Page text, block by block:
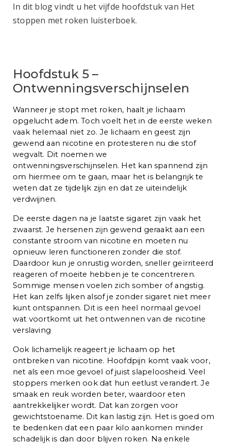
In dit blog vindt u het vijfde hoofdstuk van Het
stoppen met roken luisterboek.
Hoofdstuk 5 –
Ontwenningsverschijnselen
Wanneer je stopt met roken, haalt je lichaam
opgelucht adem. Toch voelt het in de eerste weken
vaak helemaal niet zo. Je lichaam en geest zijn
gewend aan nicotine en protesteren nu die stof
wegvalt. Dit noemen we
ontwenningsverschijnselen. Het kan spannend zijn
om hiermee om te gaan, maar het is belangrijk te
weten dat ze tijdelijk zijn en dat ze uiteindelijk
verdwijnen.
De eerste dagen na je laatste sigaret zijn vaak het
zwaarst. Je hersenen zijn gewend geraakt aan een
constante stroom van nicotine en moeten nu
opnieuw leren functioneren zonder die stof.
Daardoor kun je onrustig worden, sneller geïrriteerd
reageren of moeite hebben je te concentreren.
Sommige mensen voelen zich somber of angstig.
Het kan zelfs lijken alsof je zonder sigaret niet meer
kunt ontspannen. Dit is een heel normaal gevoel
wat voortkomt uit het ontwennen van de nicotine
verslaving
Ook lichamelijk reageert je lichaam op het
ontbreken van nicotine. Hoofdpijn komt vaak voor,
net als een moe gevoel of juist slapeloosheid. Veel
stoppers merken ook dat hun eetlust verandert. Je
smaak en reuk worden beter, waardoor eten
aantrekkelijker wordt. Dat kan zorgen voor
gewichtstoename. Dit kan lastig zijn. Het is goed om
te bedenken dat een paar kilo aankomen minder
schadelijk is dan door blijven roken. Na enkele